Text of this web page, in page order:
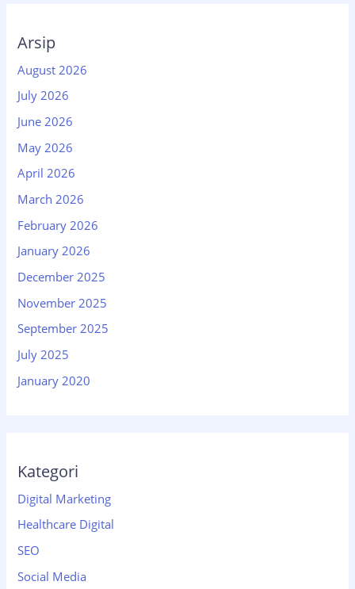
Arsip
August 2026
July 2026
June 2026
May 2026
April 2026
March 2026
February 2026
January 2026
December 2025
November 2025
September 2025
July 2025
January 2020
Kategori
Digital Marketing
Healthcare Digital
SEO
Social Media